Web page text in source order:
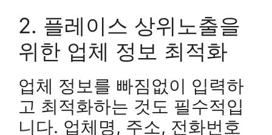
2. 플레이스 상위노출을
위한 업체 정보 최적화
업체 정보를 빠짐없이 입력하
고 최적화하는 것도 필수적입
니다. 업체명, 주소, 전화번호